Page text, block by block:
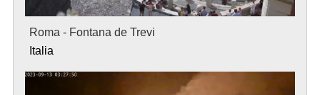
Roma - Fontana de Trevi
Italia